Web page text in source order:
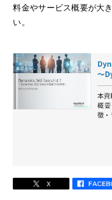
料金やサービス概要が大
い。